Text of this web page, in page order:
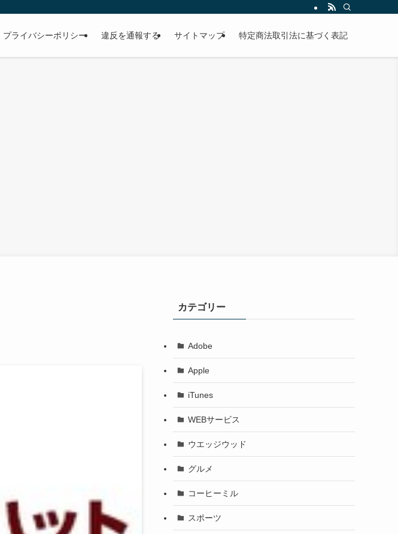
プライバシーポリシー 違反を通報する サイトマップ 特定商法取引法に基づく表記
カテゴリー
Adobe
Apple
iTunes
WEBサービス
ウエッジウッド
グルメ
コーヒーミル
スポーツ